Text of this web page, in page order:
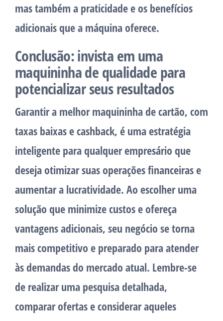
mas também a praticidade e os benefícios
adicionais que a máquina oferece.
Conclusão: invista em uma
maquininha de qualidade para
potencializar seus resultados
Garantir a melhor maquininha de cartão, com
taxas baixas e cashback, é uma estratégia
inteligente para qualquer empresário que
deseja otimizar suas operações financeiras e
aumentar a lucratividade. Ao escolher uma
solução que minimize custos e ofereça
vantagens adicionais, seu negócio se torna
mais competitivo e preparado para atender
às demandas do mercado atual. Lembre-se
de realizar uma pesquisa detalhada,
comparar ofertas e considerar aqueles